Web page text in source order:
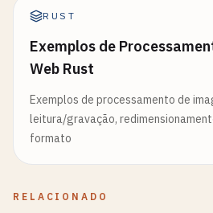
RUST
Exemplos de
Web Rust
Exemplos de processamento de
leitura/gravação,
formato
RELACIONADO